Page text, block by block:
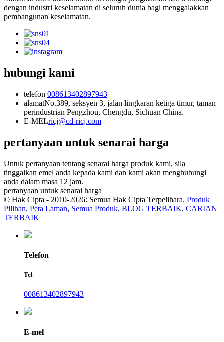
dengan industri keselamatan di seluruh dunia bagi menggalakkan
pembangunan keselamatan.
hubungi kami
telefon 008613402897943
alamatNo.389, seksyen 3, jalan lingkaran ketiga timur, taman
perindustrian Pengzhou, Chengdu, Sichuan China.
E-MELricj@cd-ricj.com
pertanyaan untuk senarai harga
Untuk pertanyaan tentang senarai harga produk kami, sila
tinggalkan emel anda kepada kami dan kami akan menghubungi
anda dalam masa 12 jam.
pertanyaan untuk senarai harga
© Hak Cipta - 2010-2026: Semua Hak Cipta Terpelihara. Produk
Pilihan, Peta Laman, Semua Produk, BLOG TERBAIK, CARIAN
TERBAIK
Telefon
Tel
008613402897943
E-mel